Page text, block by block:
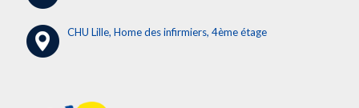
CHU Lille, Home des infirmiers, 4ème étage